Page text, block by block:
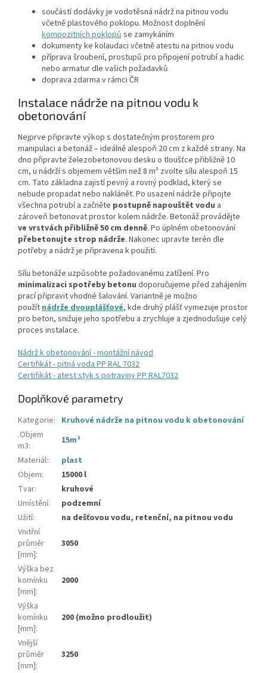
součástí dodávky je vodotěsná nádrž na pitnou vodu
včetně plastového poklopu. Možnost doplnění
kompozitních poklopů se zamykáním
dokumenty ke kolaudaci včetně atestu na pitnou vodu
příprava šroubení, prostupů pro připojení potrubí a hadic
nebo armatur dle vašich požadavků
doprava zdarma v rámci ČR
Instalace nádrže na pitnou vodu k
obetonování
Nejprve připravte výkop s dostatečným prostorem pro
manipulaci a betonáž – ideálně alespoň 20 cm z každé strany. Na
dno připravte železobetonovou desku o tloušťce přibližně 10
cm, u nádrží s objemem větším než 8 m³ zvolte sílu alespoň 15
cm. Tato základna zajistí pevný a rovný podklad, který se
nebude propadat nebo naklánět. Po usazení nádrže připojte
všechna potrubí a začněte postupně napouštět vodu a
zároveň betonovat prostor kolem nádrže. Betonáž provádějte
ve vrstvách přibližně 50 cm denně. Po úplném obetonování
přebetonujte strop nádrže. Nakonec upravte terén dle
potřeby a nádrž je připravena k použití.
Sílu betonáže uzpůsobte požadovanému zatížení. Pro
minimalizaci spotřeby betonu doporučujeme před zahájením
prací připravit vhodné šalování. Variantně je možno
použít nádrže dvouplášťové, kde druhý plášť vymezuje prostor
pro beton, snižuje jeho spotřebu a zrychluje a zjednodušuje celý
proces instalace.
Nádrž k obetonování - montážní návod
Certifikát - pitná voda PP RAL 7032
Certifikát - atest styk s potraviny PP RAL7032
Doplňkové parametry
Kategorie: Kruhové nádrže na pitnou vodu k obetonování
.Objem
m3:
15m³
Materiál::
plast
Objem:
15000 l
Tvar:
kruhové
Umístění:
podzemní
Užití:
na dešťovou vodu, retenční, na pitnou vodu
Vnitřní
průměr
[mm]:
3050
Výška bez
komínku
[mm]:
2000
Výška
komínku
[mm]:
200 (možno prodloužit)
Vnější
průměr
[mm]:
3250